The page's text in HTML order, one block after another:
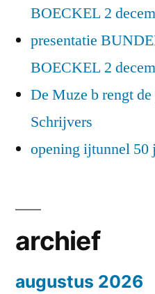
BOECKEL 2
presentatie
BOECKEL 2
De Muze b rengt
Schrijvers
opening ijtunnel 50
archief
augustus 2026